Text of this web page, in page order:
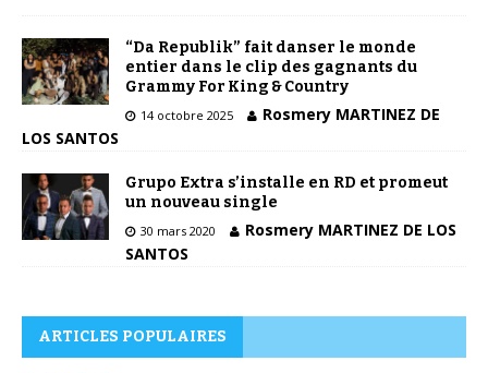
“Da Republik” fait danser le monde
entier dans le clip des gagnants du
Grammy For King & Country
14 octobre 2025
Rosmery MARTINEZ DE
LOS SANTOS
Grupo Extra s’installe en RD et promeut
un nouveau single
30 mars 2020
Rosmery MARTINEZ DE LOS
SANTOS
ARTICLES POPULAIRES